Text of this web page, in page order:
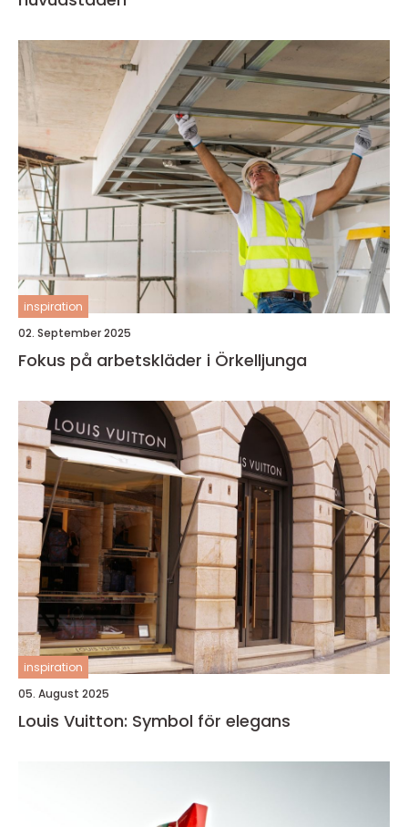
inspiration
02. September 2025
Fokus på arbetskläder i Örkelljunga
inspiration
05. August 2025
Louis Vuitton: Symbol för elegans